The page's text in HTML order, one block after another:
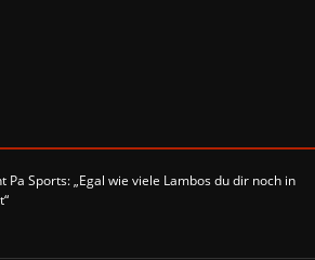
Pa Sports: „Egal wie viele Lambos du dir noch in